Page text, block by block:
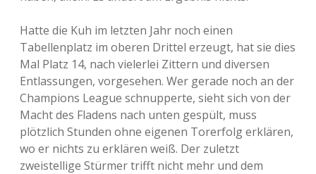
Hatte die Kuh im letzten Jahr noch einen
Tabellenplatz im oberen Drittel erzeugt, hat sie dies
Mal Platz 14, nach vielerlei Zittern und diversen
Entlassungen, vorgesehen. Wer gerade noch an der
Champions League schnupperte, sieht sich von der
Macht des Fladens nach unten gespült, muss
plötzlich Stunden ohne eigenen Torerfolg erklären,
wo er nichts zu erklären weiß. Der zuletzt
zweistellige Stürmer trifft nicht mehr und dem